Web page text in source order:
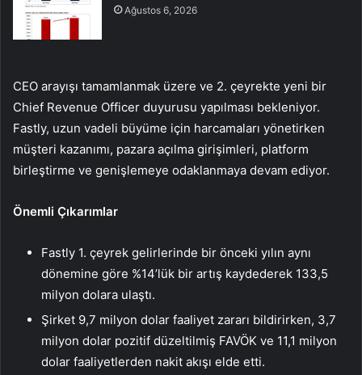
Ağustos 6, 2026
CEO arayışı tamamlanmak üzere ve 2. çeyrekte yeni bir
Chief Revenue Officer duyurusu yapılması bekleniyor.
Fastly, uzun vadeli büyüme için harcamaları yönetirken
müşteri kazanımı, pazara açılma girişimleri, platform
birleştirme ve genişlemeye odaklanmaya devam ediyor.
Önemli Çıkarımlar
Fastly 1. çeyrek gelirlerinde bir önceki yılın aynı
dönemine göre %14’lük bir artış kaydederek 133,5
milyon dolara ulaştı.
Şirket 9,7 milyon dolar faaliyet zararı bildirirken, 3,7
milyon dolar pozitif düzeltilmiş FAVÖK ve 11,1 milyon
dolar faaliyetlerden nakit akışı elde etti.